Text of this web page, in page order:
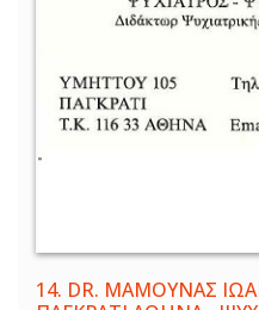
14. DR. ΜΑΜΟΥΝΑΣ